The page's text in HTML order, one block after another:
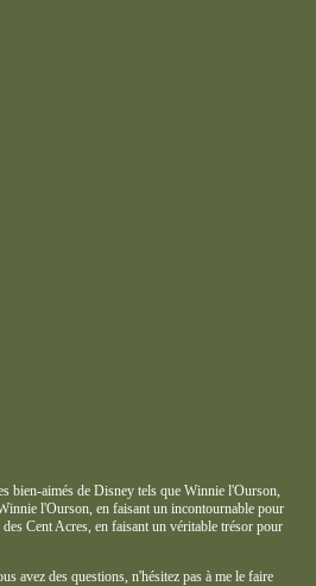
bien-aimés de Disney tels que Winnie l'Ourson,
l'Ourson, en faisant un incontournable pour
Cent Acres, en faisant un véritable trésor pour
avez des questions, n'hésitez pas à me le faire